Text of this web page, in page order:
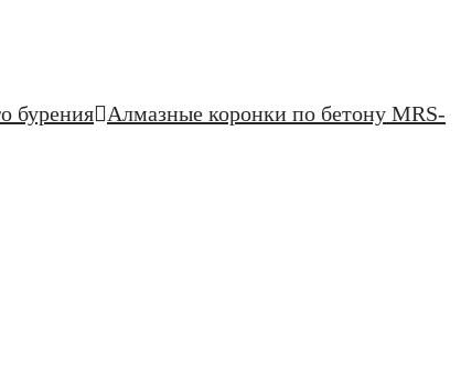
бурения
Алмазные коронки по бетону MRS-